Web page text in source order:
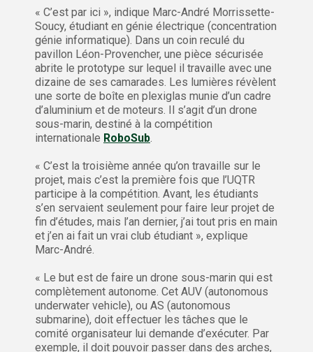
« C’est par ici », indique Marc-André Morrissette-
Soucy, étudiant en génie électrique (concentration
génie informatique). Dans un coin reculé du
pavillon Léon-Provencher, une pièce sécurisée
abrite le prototype sur lequel il travaille avec une
dizaine de ses camarades. Les lumières révèlent
une sorte de boîte en plexiglas munie d’un cadre
d’aluminium et de moteurs. Il s’agit d’un drone
sous-marin, destiné à la compétition
internationale RoboSub
« C’est la troisième année qu’on travaille sur le
projet, mais c’est la première fois que l’UQTR
participe à la compétition. Avant, les étudiants
s’en servaient seulement pour faire leur projet de
fin d’études, mais l’an dernier, j’ai tout pris en main
et j’en ai fait un vrai club étudiant », explique
Marc-André.
« Le but est de faire un drone sous-marin qui est
complètement autonome. Cet AUV (autonomous
underwater vehicle), ou AS (autonomous
submarine), doit effectuer les tâches que le
comité organisateur lui demande d’exécuter. Par
exemple, il doit pouvoir passer dans des arches,